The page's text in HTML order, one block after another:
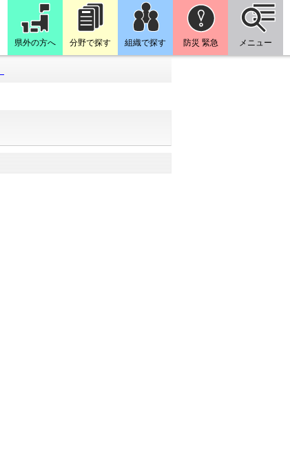
県外の方へ 分野で探す 組織で探す 防災 緊急 メニュー